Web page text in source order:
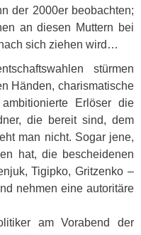
der 2000er beobachten;
an diesen Muttern bei
sich ziehen wird…
stürmen
Händen, charismatische
Erlöser die
die bereit sind, dem
man nicht. Sogar jene,
hat, die bescheidenen
Tigipko, Gritzenko –
nehmen eine autoritäre
am Vorabend der